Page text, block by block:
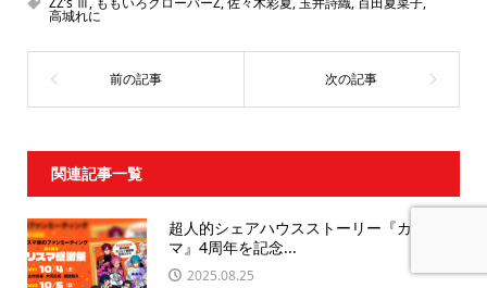
高城れに
関連記事一覧
超人的シェアハウスストーリー『カリス
マ』4周年を記念...
2025.08.25